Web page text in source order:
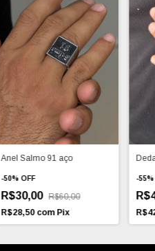
Anel Salmo 91 aço
-50%OFF
R$30,00 R$60,00
R$28,50 com Pix
-55